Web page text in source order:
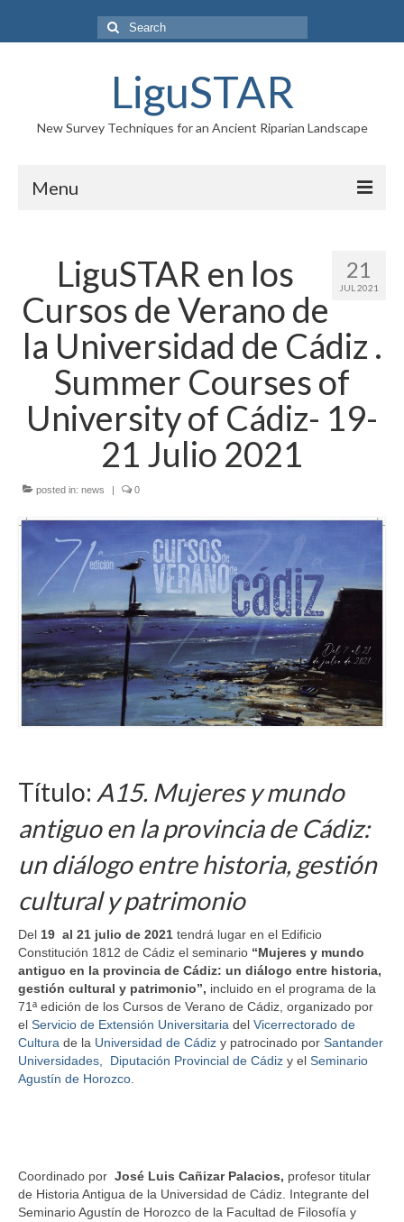
Search
for:
LiguSTAR
New Survey Techniques for an Ancient Riparian Landscape
Menu
RESEARCH TEAM
NEWS
GALLERY
CONTACTS
21
JUL 2021
LiguSTAR en los
Cursos de Verano de
la Universidad de Cádiz .
Summer Courses of
University of Cádiz- 19-
21 Julio 2021
posted in: news | 0
Título: A15. Mujeres y mundo
antiguo en la provincia de Cádiz:
un diálogo entre historia, gestión
cultural y patrimonio
Del 19 al 21 julio de 2021 tendrá lugar en el Edificio
Constitución 1812 de Cádiz el seminario “Mujeres y mundo
antiguo en la provincia de Cádiz: un diálogo entre historia,
gestión cultural y patrimonio”, incluido en el programa de la
71ª edición de los Cursos de Verano de Cádiz, organizado por
el Servicio de Extensión Universitaria del Vicerrectorado de
Cultura de la Universidad de Cádiz y patrocinado por Santander
Universidades,
Diputación Provincial de Cádiz y el Seminario
Agustín de Horozco.
Coordinado por José Luis Cañizar Palacios, profesor titular
de Historia Antigua de la Universidad de Cádiz. Integrante del
Seminario Agustín de Horozco de la Facultad de Filosofía y